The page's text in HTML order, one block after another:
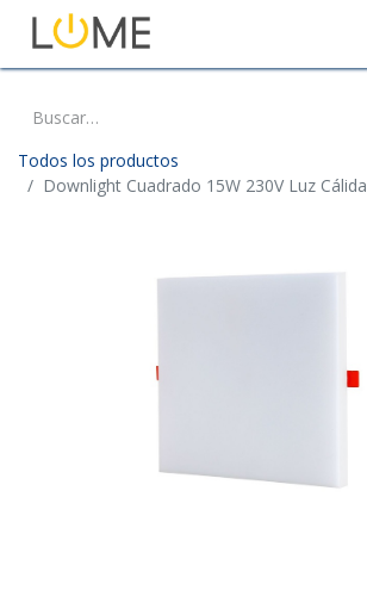
Todos los productos
Downlight Cuadrado 15W 230V Luz Cálida